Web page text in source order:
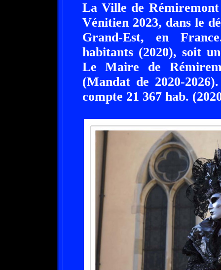
La Ville de
Vénitien 2023, dans le
Grand-Est, en
habitants (2020), soit
Le Maire de
(Mandat de 2020-
compte 21 367 hab.